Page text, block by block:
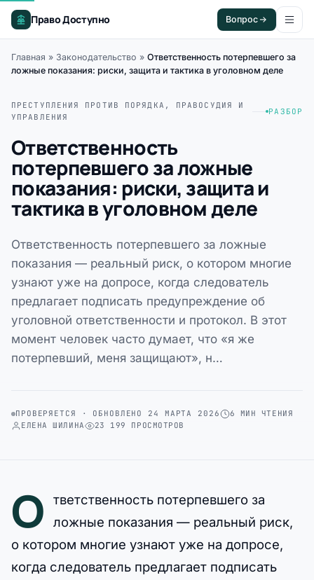
Право Доступно Вопрос
Главная » Законодательство » Ответственность потерпевшего за
ложные показания: риски, защита и тактика в уголовном деле
ПРЕСТУПЛЕНИЯ ПРОТИВ ПОРЯДКА, ПРАВОСУДИЯ И
УПРАВЛЕНИЯ
РАЗБОР
Ответственность
потерпевшего за ложные
показания: риски, защита и
тактика в уголовном деле
Ответственность потерпевшего за ложные
показания — реальный риск, о котором многие
узнают уже на допросе, когда следователь
предлагает подписать предупреждение об
уголовной ответственности и протокол. В этот
момент человек часто думает, что «я же
потерпевший, меня защищают», н…
ПРОВЕРЯЕТСЯ · ОБНОВЛЕНО 24 МАРТА 2026
6 МИН ЧТЕНИЯ
ЕЛЕНА ШИЛИНА
23 199 ПРОСМОТРОВ
О
тветственность потерпевшего за
ложные показания — реальный риск,
о котором многие узнают уже на допросе,
когда следователь предлагает подписать